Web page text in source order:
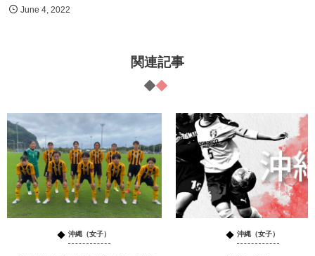
June 4 ,2022
関連記事
沖縄（女子） 沖縄（女子）